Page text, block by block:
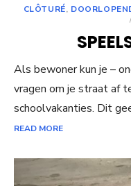
CLÔTURÉ,
Als bewoner kun je –
vragen om je straat af
schoolvakanties. Dit
READ MORE